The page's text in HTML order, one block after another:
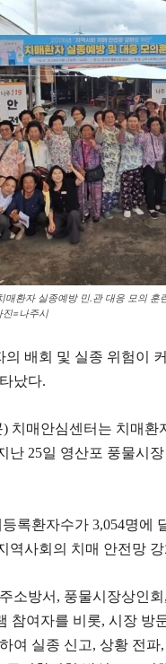
환자 실종예방 민.관 대응 모의
진=나주시
배회 및 실종 위험이
났다.
치매안심센터는 치매
25일 영산포 풍물시
록환자수가 3,054명에
역사회의 치매 안전망
소방서, 풍물시장상인
참여자를 비롯, 시장
여 실종 신고, 상황 전